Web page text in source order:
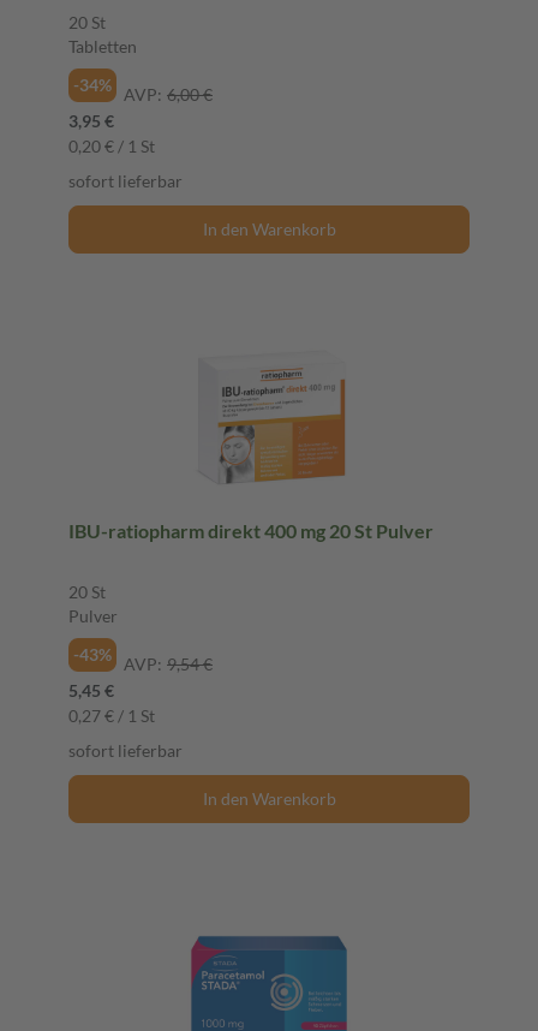
20 St
Tabletten
-34%
AVP: 6,00 €
3,95 €
0,20 € / 1 St
sofort lieferbar
In den Warenkorb
IBU-ratiopharm direkt 400 mg 20 St Pulver
20 St
Pulver
-43%
AVP: 9,54 €
5,45 €
0,27 € / 1 St
sofort lieferbar
In den Warenkorb